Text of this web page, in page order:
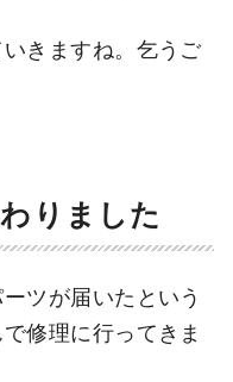
きますね。乞うご
りました
ツが届いたという
修理に行ってきま